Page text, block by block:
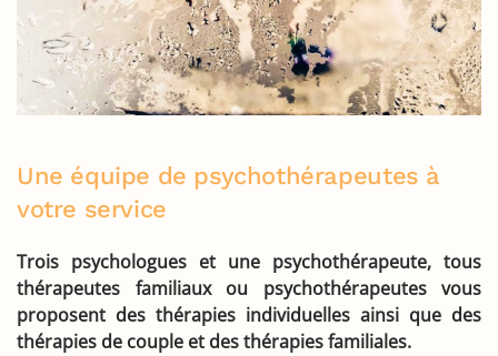
Une équipe de psychothérapeutes à
votre service
Trois psychologues et une psychothérapeute, tous
thérapeutes familiaux ou psychothérapeutes vous
proposent des thérapies individuelles ainsi que des
thérapies de couple et des thérapies familiales.